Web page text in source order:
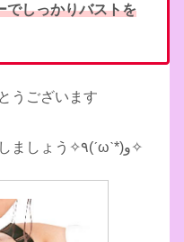
でしっかりバストを
うございます
一緒に楽してアンチエイジングしましょう✧٩(ˊωˋ*)و✧